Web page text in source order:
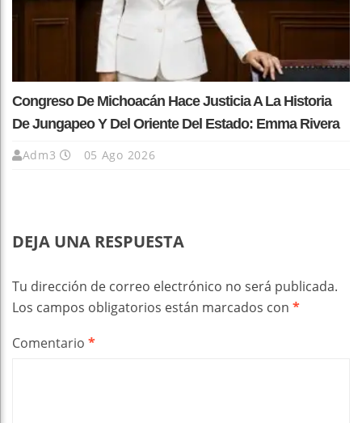
Congreso De Michoacán Hace Justicia A La Historia
De Jungapeo Y Del Oriente Del Estado: Emma Rivera
Adm3 05 Ago 2026
DEJA UNA RESPUESTA
Tu dirección de correo electrónico no será publicada.
Los campos obligatorios están marcados con *
Comentario *